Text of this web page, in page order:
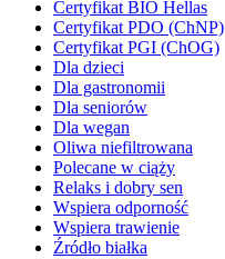
Certyfikat BIO Hellas
Certyfikat PDO (ChNP)
Certyfikat PGI (ChOG)
Dla dzieci
Dla gastronomii
Dla seniorów
Dla wegan
Oliwa niefiltrowana
Polecane w ciąży
Relaks i dobry sen
Wspiera odporność
Wspiera trawienie
Źródło białka